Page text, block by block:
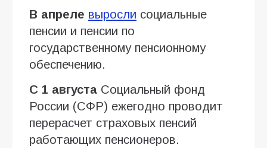
В апреле выросли социальные
пенсии и пенсии по
государственному пенсионному
обеспечению.
С 1 августа Социальный фонд
России (СФР) ежегодно проводит
перерасчет страховых пенсий
работающих пенсионеров.